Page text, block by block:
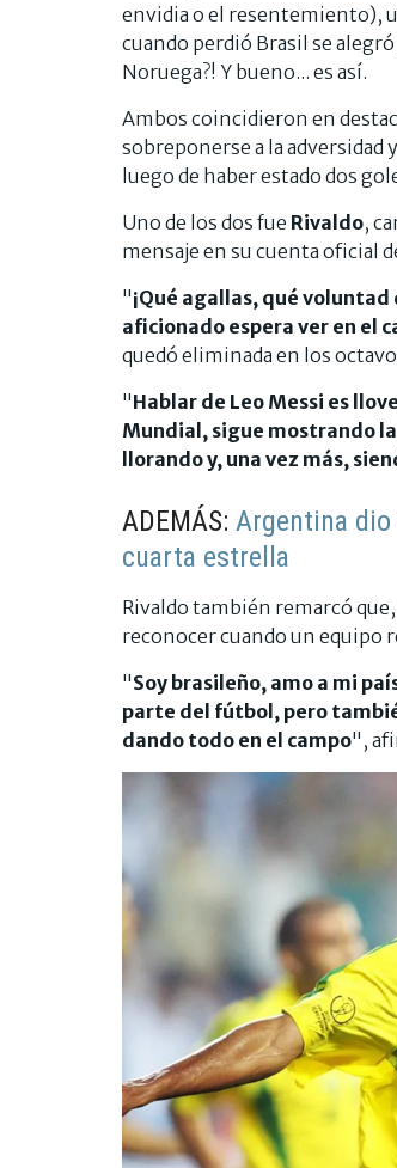
envidia o el resentemiento),
cuando perdió Brasil se
Noruega?! Y bueno... es así.
Ambos coincidieron en
sobreponerse a la
luego de haber estado dos
Uno de los dos fue Rivaldo,
mensaje en su cuenta oficial
"¡Qué agallas, qué voluntad
aficionado espera ver en el
quedó eliminada en los
"Hablar de Leo Messi es
Mundial, sigue mostrando
llorando y, una vez más,
ADEMÁS: Argentina
cuarta estrella
Rivaldo también remarcó
reconocer cuando un equipo
"Soy brasileño, amo a mi
parte del fútbol, pero
dando todo en el campo",